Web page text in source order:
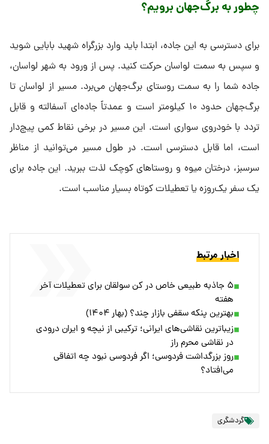
چطور به برگ‌جهان برویم؟
برای دسترسی به این جاده، ابتدا باید وارد بزرگراه شهید بابایی شوید
و سپس به سمت لواسان حرکت کنید. پس از ورود به شهر لواسان،
جاده شما را به سمت روستای برگ‌جهان می‌برد. مسیر از لواسان تا
برگ‌جهان حدود ۱۰ کیلومتر است و عمدتاً جاده‌ای آسفالته و قابل
تردد با خودروی سواری است. این مسیر در برخی نقاط کمی پیچ‌دار
است، اما قابل دسترسی است. در طول مسیر می‌توانید از مناظر
سرسبز، درختان میوه و روستاهای کوچک لذت ببرید. این جاده برای
یک سفر یک‌روزه یا تعطیلات کوتاه بسیار مناسب است.
اخبار مرتبط
۵ جاذبه طبیعی خاص در کن سولقان برای تعطیلات آخر
هفته
بهترین پنکه سقفی بازار چند؟ (بهار ۱۴۰۴)
زیباترین نقاشی‌های ایرانی؛ ترکیبی از نیچه و ایران درودی
در نقاشی محرم راز
روز بزرگداشت فردوسی؛ اگر فردوسی نبود چه اتفاقی
می‌افتاد؟
گردشگری